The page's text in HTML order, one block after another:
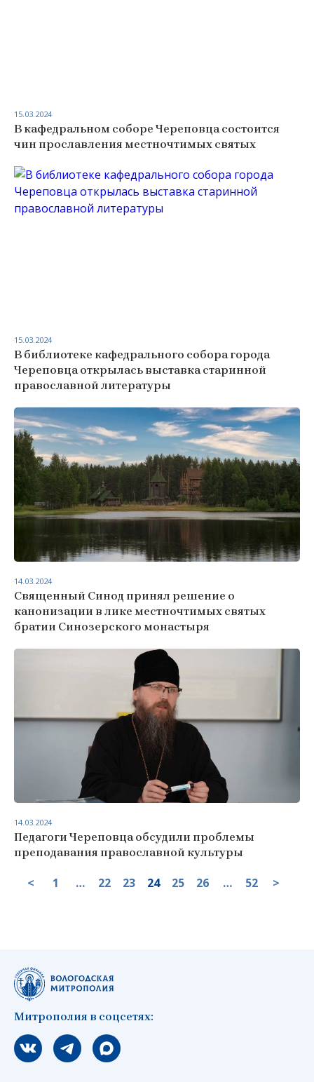
В кафедральном соборе Череповца состоится
чин прославления местночтимых святых
15.03.2024
В библиотеке кафедрального собора города
Череповца открылась выставка старинной
православной литературы
15.03.2024
Священный Синод принял решение о
канонизации в лике местночтимых святых
братии Синозерского монастыря
14.03.2024
Педагоги Череповца обсудили проблемы
преподавания православной культуры
14.03.2024
< 1 … 22 23 24 25 26 … 52 >
Митрополия в соцсетях:
Мы вконтакте
Мы в telegram
Мы в Макс